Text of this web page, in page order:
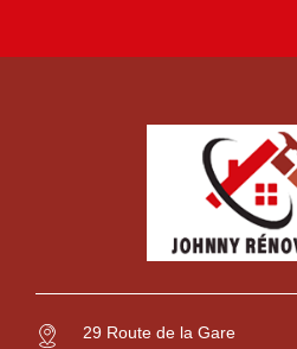
29 Route de la Gare